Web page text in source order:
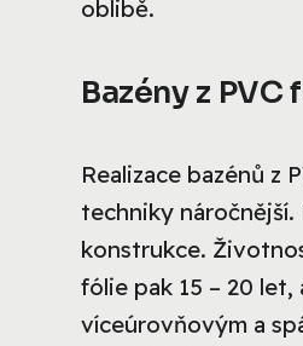
oblibě.
Bazény z PVC
Realizace bazénů z
techniky
konstrukce.
fólie pak 15 – 20
víceúrovňovým a